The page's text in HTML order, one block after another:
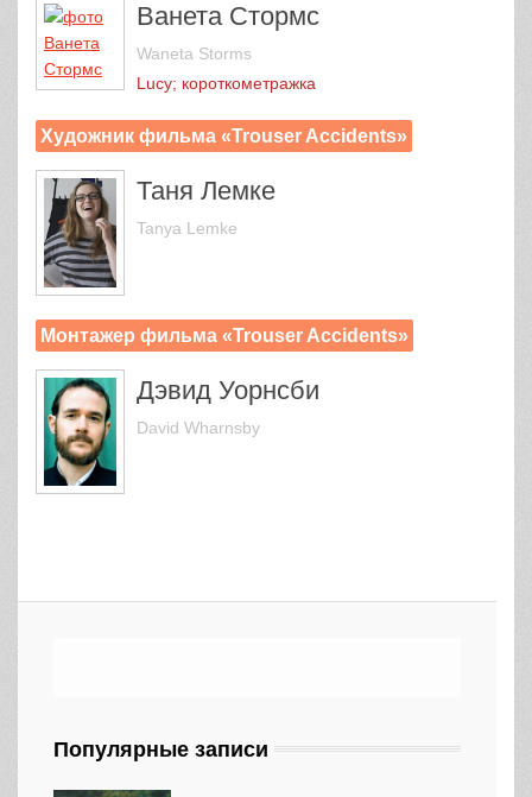
Ванета Стормс
Waneta Storms
Lucy; короткометражка
Художник фильма «Trouser Accidents»
Таня Лемке
Tanya Lemke
Монтажер фильма «Trouser Accidents»
Дэвид Уорнсби
David Wharnsby
Популярные записи